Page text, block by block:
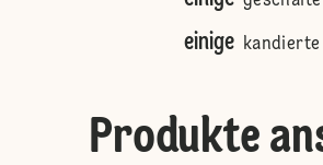
einige
Produkte